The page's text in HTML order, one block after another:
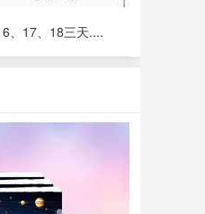
、17、18三天....